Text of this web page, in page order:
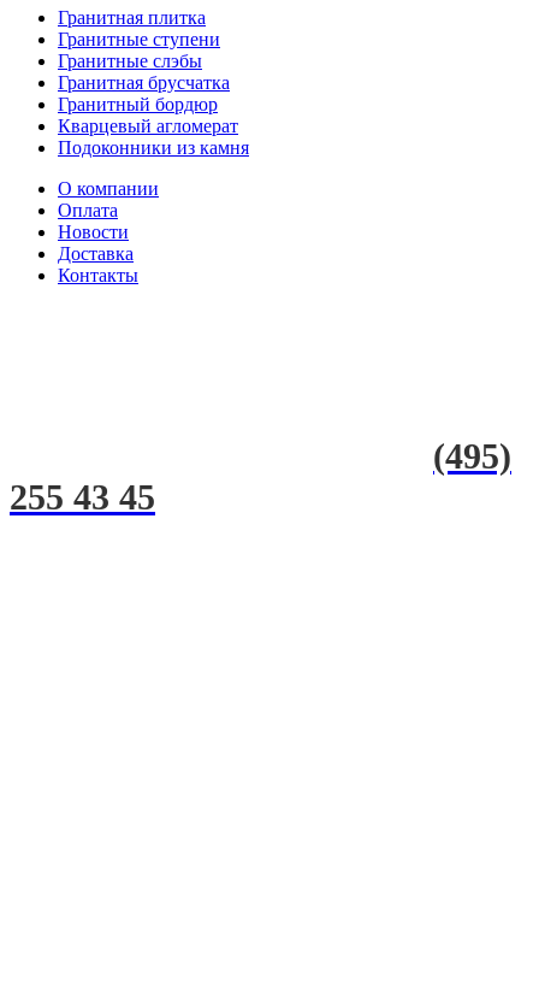
Гранитная плитка
Гранитные ступени
Гранитные слэбы
Гранитная брусчатка
Гранитный бордюр
Кварцевый агломерат
Подоконники из камня
О компании
Оплата
Новости
Доставка
Контакты
(495)
255 43 45